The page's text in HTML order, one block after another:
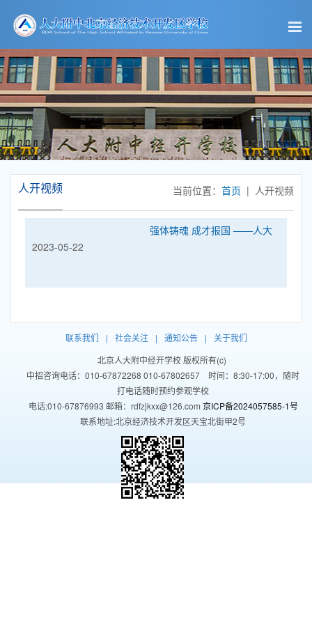
人开视频 当前位置： 首页 | 人开视频
强体铸魂 成才报国 ——人大
2023-05-22
联系我们 | 社会关注 | 通知公告 |
关于我们
北京人大附中经开学校 版权所有(c)
中招咨询电话：010-67872268 010-67802657 时间：8:30-17:00，随时
打电话随时预约参观学校
电话:010-67876993 邮箱：rdfzjkxx@126.com 京ICP备2024057585-1号
联系地址:北京经济技术开发区天宝北街甲2号